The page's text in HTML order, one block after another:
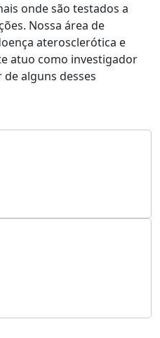
onde são testados a
Nossa área de
aterosclerótica e
atuo como investigador
alguns desses